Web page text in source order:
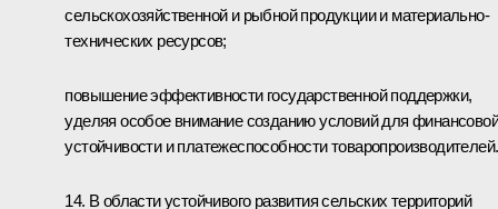
сельскохозяйственной и рыбной продукции и материально-
технических ресурсов;
повышение эффективности государственной поддержки,
уделяя особое внимание созданию условий для финансовой
устойчивости и платежеспособности товаропроизводителей.
14. В области устойчивого развития сельских территорий